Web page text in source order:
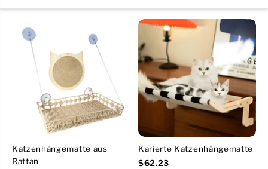
Katzenhängematte aus
Rattan
Karierte Katzenhängematte
$62.23